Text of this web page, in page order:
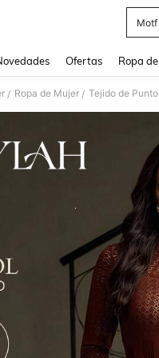
Motf
Ofertas Ropa
/ Ropa de Mujer / Tejido de